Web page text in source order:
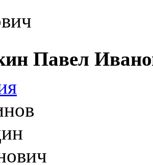
Павел